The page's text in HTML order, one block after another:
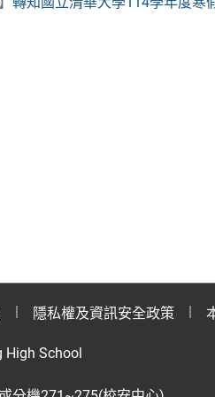
隱私權及資訊安全政策
High School